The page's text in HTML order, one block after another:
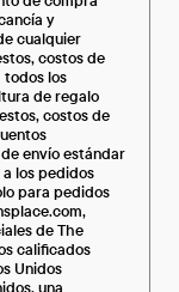
y
cualquier
costos de
todos los
de regalo
costos de
envío estándar
los pedidos
para pedidos
de The
calificados
Unidos
una